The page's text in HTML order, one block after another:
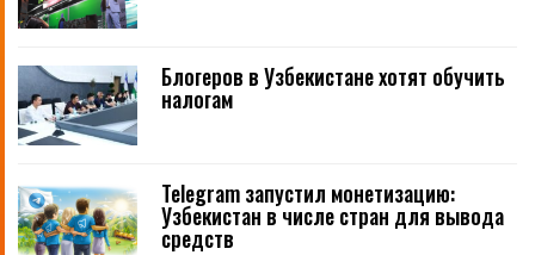
Блогеров в Узбекистане хотят обучить
налогам
Telegram запустил монетизацию:
Узбекистан в числе стран для вывода
средств